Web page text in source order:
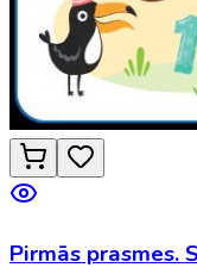
Pirmās prasmes.